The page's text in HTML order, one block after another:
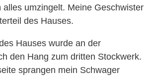
alles umzingelt. Meine Geschwister
des Hauses.
Hauses wurde an der
den Hang zum dritten Stockwerk.
sprangen mein Schwager